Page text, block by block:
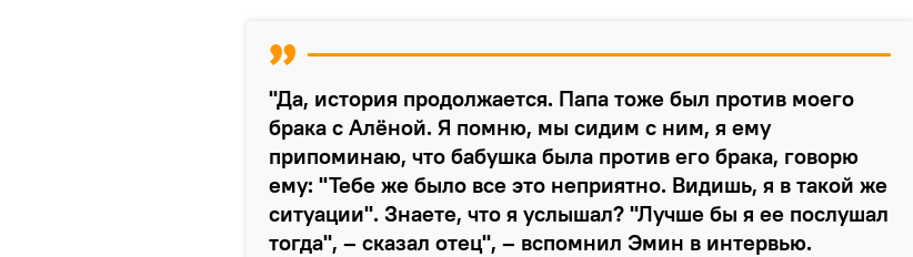
"Да, история продолжается. Папа тоже был против моего
брака с Алёной. Я помню, мы сидим с ним, я ему
припоминаю, что бабушка была против его брака, говорю
ему: "Тебе же было все это неприятно. Видишь, я в такой же
ситуации". Знаете, что я услышал? "Лучше бы я ее послушал
тогда", – сказал отец", – вспомнил Эмин в интервью.